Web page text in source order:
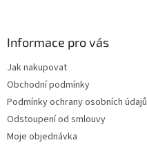
Informace pro vás
Jak nakupovat
Obchodní podmínky
Podmínky ochrany osobních údajů
Odstoupení od smlouvy
Moje objednávka